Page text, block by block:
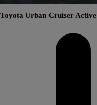
Toyota Urban Cruiser Active